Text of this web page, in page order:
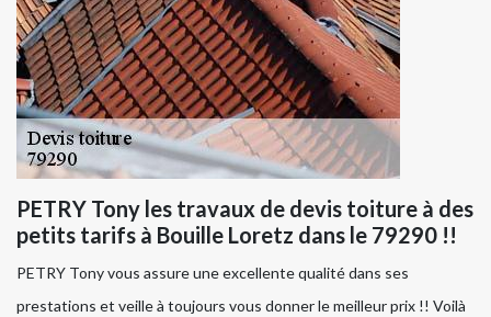
PETRY Tony les travaux de devis toiture à des
petits tarifs à Bouille Loretz dans le 79290 !!
PETRY Tony vous assure une excellente qualité dans ses
prestations et veille à toujours vous donner le meilleur prix !! Voilà